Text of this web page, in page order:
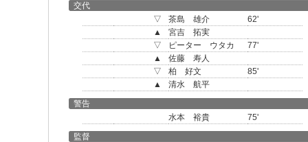
交代
▽
茶島 雄介
62'
▲
宮吉 拓実
▽
ピーター ウタカ
77'
▲
佐藤 寿人
▽
柏 好文
85'
▲
清水 航平
警告
水本 裕貴
75'
監督